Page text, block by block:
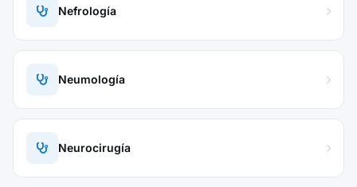
Nefrología
Neumología
Neurocirugía